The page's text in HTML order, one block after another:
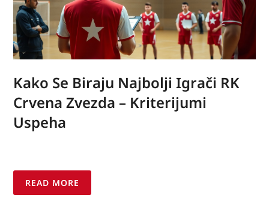
Kako Se Biraju Najbolji Igrači RK
Crvena Zvezda – Kriterijumi
Uspeha
READ MORE